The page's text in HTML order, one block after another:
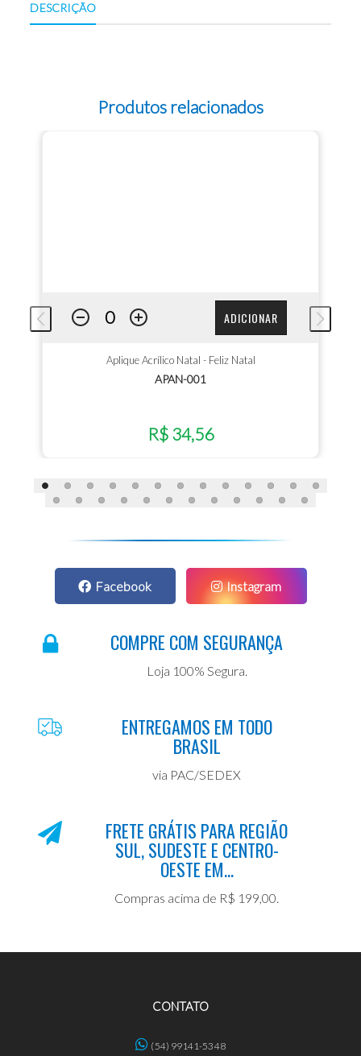
DESCRIÇÃO
Produtos relacionados
ADICIONAR
Aplique Acrílico Natal - Feliz Natal
APAN-001
R$ 34,56
Facebook Instagram
COMPRE COM SEGURANÇA
Loja 100% Segura.
ENTREGAMOS EM TODO
BRASIL
via PAC/SEDEX
FRETE GRÁTIS PARA REGIÃO
SUL, SUDESTE E CENTRO-
OESTE EM...
Compras acima de R$ 199,00.
CONTATO
(54) 99141-5348